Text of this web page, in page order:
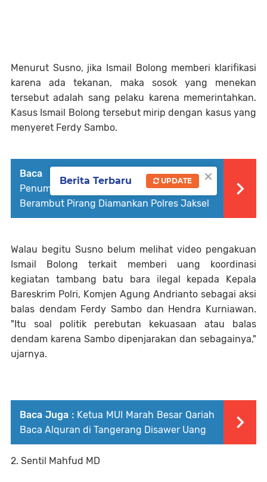
Menurut Susno, jika Ismail Bolong memberi klarifikasi
karena ada tekanan, maka sosok yang menekan
tersebut adalah sang pelaku karena memerintahkan.
Kasus Ismail Bolong tersebut mirip dengan kasus yang
menyeret Ferdy Sambo.
Baca Juga :
Gesek Kemaluan ke
Penumpang KRL hingga Klimaks, Pria
Berambut Pirang Diamankan Polres Jaksel
Walau begitu Susno belum melihat video pengakuan
Ismail Bolong terkait memberi uang koordinasi
kegiatan tambang batu bara ilegal kepada Kepala
Bareskrim Polri, Komjen Agung Andrianto sebagai aksi
balas dendam Ferdy Sambo dan Hendra Kurniawan.
"Itu soal politik perebutan kekuasaan atau balas
dendam karena Sambo dipenjarakan dan sebagainya,"
ujarnya.
Baca Juga : Ketua MUI Marah Besar Qariah
Baca Alquran di Tangerang Disawer Uang
2. Sentil Mahfud MD
×
Berita Terbaru UPDATE